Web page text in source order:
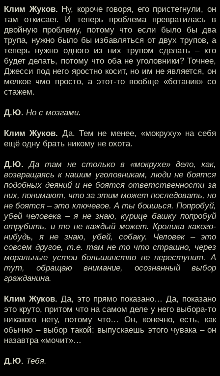
Клим Жуков. Ну, короче говоря, его пристегнули, он
там откисает. И теперь проблема превратилась в
двойную проблему, потому что если было бы два
трупа, нужно было бы избавляться от двух трупов, а
теперь нужно одного из них трупом сделать – кто
будет делать, потому что оба не уголовники? Точнее,
Джесси под него яростно косит, но им не является, он
мелкое чмо просто, а этот-то вообще «ботаник» со
стажем.
Д.Ю. Но с мозгами.
Клим Жуков. Да. Тем не менее, «мокруху» на себя
ещё одну брать никому не охота.
Д.Ю. Да там не столько в «мокрухе» дело, как,
возвращаясь к нашим уголовникам, люди не боятся
подобных деяний и не боятся ответственности за
них, понимают, что за этим может последовать, но
не боятся – это ключевое. А ты боишься. Попробуй,
убей человека – я не знаю, курице башку попробуй
отрубить, и то не каждый может. Кролика какого-
нибудь, я не знаю, убей, собаку. Человек – это
совсем другое, т.е. там не то что страшно, через
моральные устои большинство не переступит. А
тут, обращаю внимание, осознанный выбор
гражданина.
Клим Жуков. Да, это прямо показано… Да, показано
это круто, притом что на самом деле у него выбора-то
никакого нету, потому что… Он, конечно, есть, как
обычно – выбор такой: выпускаешь этого чувака – он
назавтра «мочит»…
Д.Ю. Тебя.